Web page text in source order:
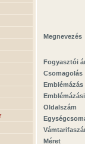
Megnevezés
Fogyasztói
Csomagolás
Emblémázás
Oldalszám
Méret